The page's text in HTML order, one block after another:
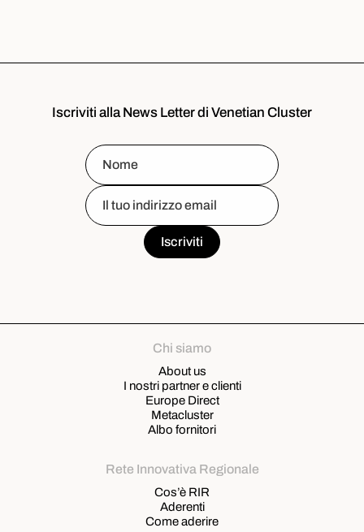
Iscriviti alla News Letter di Venetian Cluster
Chi siamo
About us
I nostri partner e clienti
Europe Direct
Metacluster
Albo fornitori
Rete Innovativa Regionale
Cos’è RIR
Aderenti
Come aderire